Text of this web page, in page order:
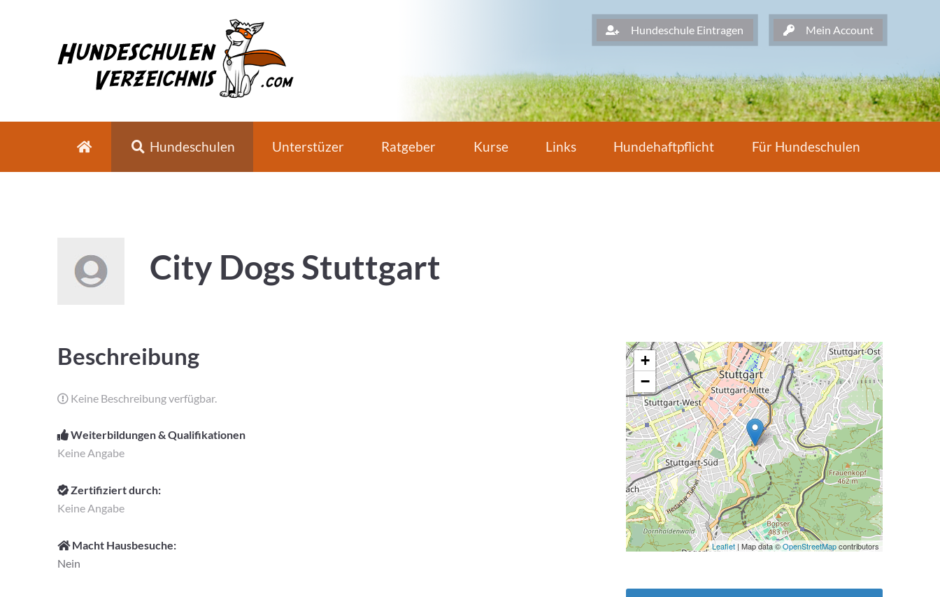
Hundeschule Eintragen Mein Account
Hundeschulen Unterstüzer Ratgeber Kurse Links Hundehaftpflicht Für Hundeschulen
City Dogs Stuttgart
Beschreibung
Keine Beschreibung verfügbar.
Weiterbildungen & Qualifikationen
Keine Angabe
Zertifiziert durch:
Keine Angabe
Macht Hausbesuche:
Nein
+
−
Leaflet| Map data ©OpenStreetMapcontributors